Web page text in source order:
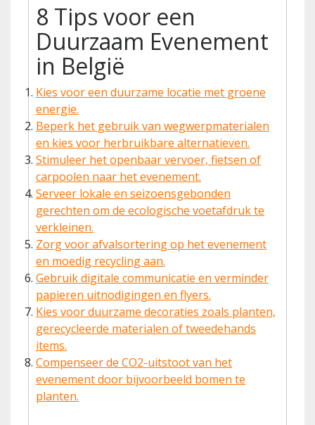
8 Tips voor een
Duurzaam Evenement
in België
Kies voor een duurzame locatie met groene
energie.
Beperk het gebruik van wegwerpmaterialen
en kies voor herbruikbare alternatieven.
Stimuleer het openbaar vervoer, fietsen of
carpoolen naar het evenement.
Serveer lokale en seizoensgebonden
gerechten om de ecologische voetafdruk te
verkleinen.
Zorg voor afvalsortering op het evenement
en moedig recycling aan.
Gebruik digitale communicatie en verminder
papieren uitnodigingen en flyers.
Kies voor duurzame decoraties zoals planten,
gerecycleerde materialen of tweedehands
items.
Compenseer de CO2-uitstoot van het
evenement door bijvoorbeeld bomen te
planten.